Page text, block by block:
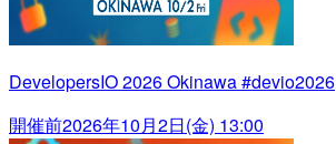
DevelopersIO 2026 Okinawa #devio2026
開催前2026年10月2日(金) 13:00